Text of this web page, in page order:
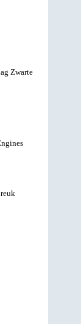
Zwarte